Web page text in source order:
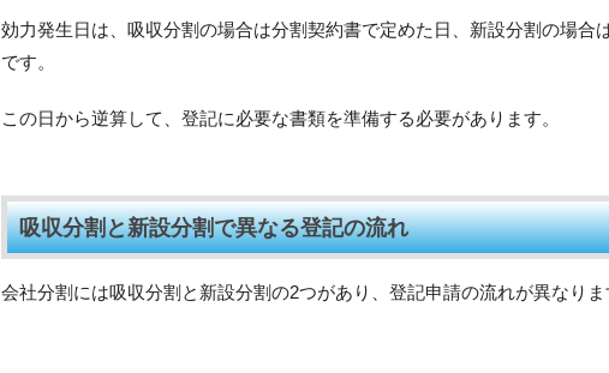
効力発生日は、吸収分割の場合は分割契約書で定めた日、新設分割の場合
です。
この日から逆算して、登記に必要な書類を準備する必要があります。
吸収分割と新設分割で異なる登記の流れ
会社分割には吸収分割と新設分割の2つがあり、登記申請の流れが異なりま